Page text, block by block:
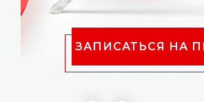
ЗАПИСАТЬСЯ НА